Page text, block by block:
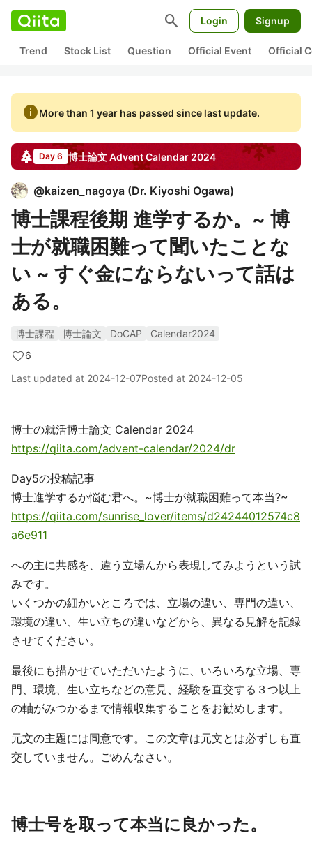
search Login Signup
Trend Stock List Question Official Event Official
infoMore than 1 year has passed since last update.
Day 6 博士論文Advent Calendar 2024
@kaizen_nagoya (Dr. Kiyoshi Ogawa)
博士課程後期 進学するか。~ 博
士が就職困難って聞いたことな
い ~ すぐ金にならないって話は
ある。
博士課程 博士論文 DoCAP
Calendar2024
6
Last updated at 2024-12-07Posted at 2024-12-05
博士の就活博士論文 Calendar 2024
https://qiita.com/advent-calendar/2024/dr
Day5の投稿記事
博士進学するか悩む君へ。~博士が就職困難って本当?~
https://qiita.com/sunrise_lover/items/d24244012574c8
a6e911
への主に共感を、違う立場んから表現してみようという試
みです。
いくつかの細かいところでは、立場の違い、専門の違い、
環境の違い、生い立ちの違いなどから、異なる見解を記録
させてください。
最後にも描かせていただいたように、いろいろな立場、専
門、環境、生い立ちなどの意見、経験を直交する３つ以上
の軸がみつかるまで情報収集することをお勧めします。
元文の主題には同意です。この文章は元文とは必ずしも直
交していません。ごめんなさい。
博士号を取って本当に良かった。